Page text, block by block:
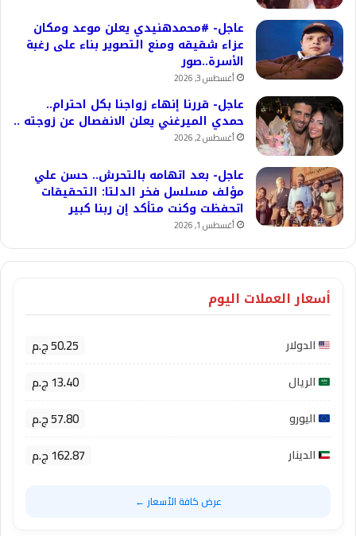
عاجل- #محمدهنيدي يعلن موعد ومكان
عزاء شقيقه ومنع التصوير بناء على رغبة
الأسرة..صور
أغسطس 3, 2026
عاجل- قررنا إنهاء زواجنا بكل احترام..
حمدي الميرغني يعلن الانفصال عن زوجته ..
أغسطس 2, 2026
عاجل- بعد اتهامه بالتحرش.. حسن علي
مؤلف مسلسل فخر الدلتا: التحقيقات
اتحفظت وكنت متأكد إن ربنا كبير
أغسطس 1, 2026
أسعار العملات اليوم
الدولار 50.25 ج.م
الريال 13.40 ج.م
اليورو 57.80 ج.م
الدينار 162.87 ج.م
عرض كافة الأسعار ←